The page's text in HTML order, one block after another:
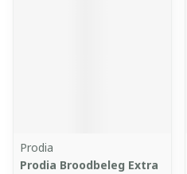
Prodia
Prodia Broodbeleg Extra